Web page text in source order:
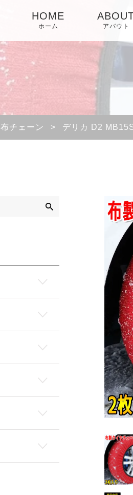
HOME
ホーム アバウト
布チェーン > デリカ D2